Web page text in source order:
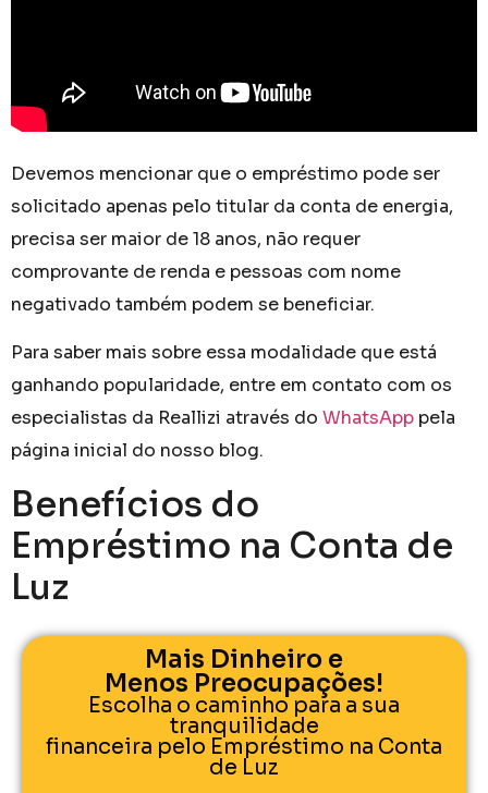
Devemos mencionar que o empréstimo pode ser
solicitado apenas pelo titular da conta de energia,
precisa ser maior de 18 anos, não requer
comprovante de renda e pessoas com nome
negativado também podem se beneficiar.
Para saber mais sobre essa modalidade que está
ganhando popularidade, entre em contato com os
especialistas da Reallizi através do WhatsApp pela
página inicial do nosso blog.
Benefícios do
Empréstimo na Conta de
Luz
Mais Dinheiro e
Menos Preocupações!
Escolha o caminho para a sua
tranquilidade
financeira pelo Empréstimo na Conta
de Luz